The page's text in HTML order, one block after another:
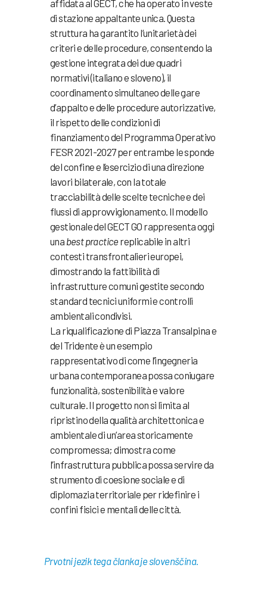
affidata al GECT, che ha operato in veste
di stazione appaltante unica. Questa
struttura ha garantito l’unitarietà dei
criteri e delle procedure, consentendo la
gestione integrata dei due quadri
normativi (italiano e sloveno), il
coordinamento simultaneo delle gare
d’appalto e delle procedure autorizzative,
il rispetto delle condizioni di
finanziamento del Programma Operativo
FESR 2021-2027 per entrambe le sponde
del confine e l’esercizio di una direzione
lavori bilaterale, con la totale
tracciabilità delle scelte tecniche e dei
flussi di approvvigionamento. Il modello
gestionale del GECT GO rappresenta oggi
una best practice replicabile in altri
contesti transfrontalieri europei,
dimostrando la fattibilità di
infrastrutture comuni gestite secondo
standard tecnici uniformi e controlli
ambientali condivisi.
La riqualificazione di Piazza Transalpina e
del Tridente è un esempio
rappresentativo di come l’ingegneria
urbana contemporanea possa coniugare
funzionalità, sostenibilità e valore
culturale. Il progetto non si limita al
ripristino della qualità architettonica e
ambientale di un’area storicamente
compromessa; dimostra come
l’infrastruttura pubblica possa servire da
strumento di coesione sociale e di
diplomazia territoriale per ridefinire i
confini fisici e mentali delle città.
Prvotni jezik tega članka je slovenščina.